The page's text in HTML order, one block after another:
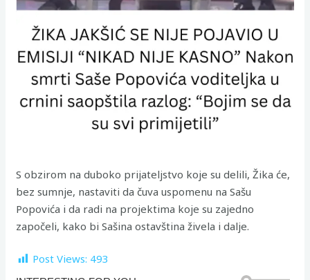
S obzirom na duboko prijateljstvo koje su delili, Žika će,
bez sumnje, nastaviti da čuva uspomenu na Sašu
Popovića i da radi na projektima koje su zajedno
započeli, kako bi Sašina ostavština živela i dalje.
Post Views: 493